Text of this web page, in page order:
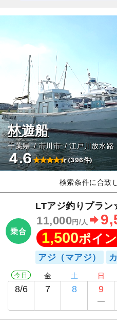
林遊船
千葉県 市川市 江戸川放水路
4.6 (396件)
検索条件に合致
乗合
LTアジ釣りプラ
11,000円/人
1,500ポイ
アジ（マアジ）
今日
8/6
金
7
土
8
日
9